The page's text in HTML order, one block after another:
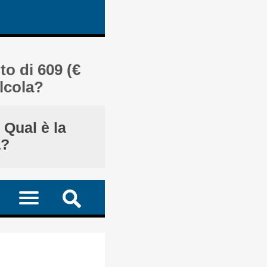
di 609 (€
è la